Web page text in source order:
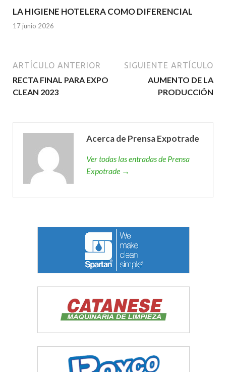
LA HIGIENE HOTELERA COMO DIFERENCIAL
17 junio 2026
ARTÍCULO ANTERIOR
RECTA FINAL PARA EXPO
CLEAN 2023
SIGUIENTE ARTÍCULO
AUMENTO DE LA
PRODUCCIÓN
Acerca de Prensa Expotrade
Ver todas las entradas de Prensa
Expotrade →